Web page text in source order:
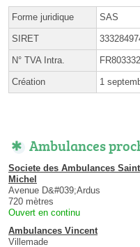
Forme juridique SAS
SIRET
N° TVA Intra.
Création 1
Ambulances
Societe des Ambulances Saint
Michel
Avenue D&#039;Ardus
720 mètres
Ouvert en continu
Ambulances Vincent
Villemade